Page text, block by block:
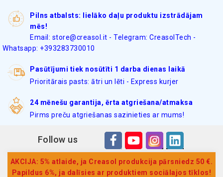
Pilns atbalsts: lielāko daļu produktu izstrādājam
mēs!
Email: store@creasol.it - Telegram: CreasolTech -
Whatsapp: +393283730010
Pasūtījumi tiek nosūtīti 1 darba dienas laikā
Prioritārais pasts: ātri un lēti - Express kurjer
24 mēnešu garantija, ērta atgriešana/atmaksa
Pirms preču atgriešanas sazinieties ar mums!
Follow us
AKCIJA: 5% atlaide, ja Creasol produkcija pārsniedz 50 €.
Papildus 6%, ja dalīsies ar produktiem sociālajos tīklos!